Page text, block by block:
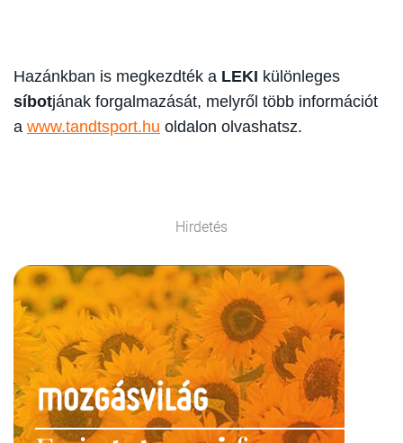
Hazánkban is megkezdték a LEKI különleges
síbotjának forgalmazását, melyről több információt
a www.tandtsport.hu oldalon olvashatsz.
Hirdetés